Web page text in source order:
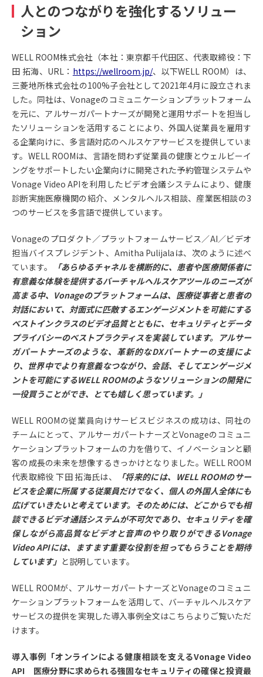
人とのつながりを強化するソリュー
ション
WELL ROOM株式会社（本社：東京都千代田区、代表取締役：下
田 拓海、URL： https://wellroom.jp/、以下WELL ROOM）は、
三菱地所株式会社の100%子会社として2021年4月に設立されま
した。同社は、Vonageのコミュニケーションプラットフォーム
を元に、アルサーガパートナーズが開発と運用サポートを担当し
たソリューションを活用することにより、外国人従業員を雇用す
る企業向けに、多言語対応のヘルスケアサービスを提供していま
す。WELL ROOMは、言語を問わず従業員の健康とウェルビーイ
ングをサポートしたい企業向けに開発された予約管理システムや
Vonage Video APIを利用したビデオ会議システムにより、健康
診断実施医療機関の紹介、メンタルヘルス相談、産業医相談の3
つのサービスを多言語で提供しています。
Vonageのプロダクト／プラットフォームサービス／AI／ビデオ
担当バイスプレジデント、Amitha Pulijalaは、次のように述べ
ています。
「あらゆるチャネルを横断的に、患者や医療関係者に
有意義な体験を提供するバーチャルヘルスケアツールのニーズが
高まる中、Vonageのプラットフォームは、医療従事者と患者の
対話において、対面式に匹敵するエンゲージメントを可能にする
ベストインクラスのビデオ品質とともに、セキュリティとデータ
プライバシーのベストプラクティスを実装しています。アルサー
ガパートナーズのような、革新的なDXパートナーの支援によ
り、世界中でより有意義なつながり、会話、そしてエンゲージメ
ントを可能にするWELL ROOMのようなソリューションの開発に
一役買うことができ、とても嬉しく思っています。」
WELL ROOMの従業員向けサービスビジネスの成功は、同社の
チームにとって、アルサーガパートナーズとVonageのコミュニ
ケーションプラットフォームの力を借りて、イノベーションと顧
客の成長の未来を想像するきっかけとなりました。WELL ROOM
代表取締役 下田 拓海氏は、
「将来的には、WELL ROOMのサー
ビスを企業に所属する従業員だけでなく、個人の外国人全体にも
広げていきたいと考えています。そのためには、どこからでも相
談できるビデオ通話システムが不可欠であり、セキュリティを確
保しながら高品質なビデオと音声のやり取りができるVonage
Video APIには、ますます重要な役割を担ってもらうことを期待
しています」 と説明しています。
WELL ROOMが、アルサーガパートナーズとVonageのコミュニ
ケーションプラットフォームを活用して、バーチャルヘルスケア
サービスの提供を実現した導入事例全文はこちらよりご覧いただ
けます。
導入事例「オンラインによる健康相談を支えるVonage Video
API 医療分野に求められる強固なセキュリティの確保と投資最